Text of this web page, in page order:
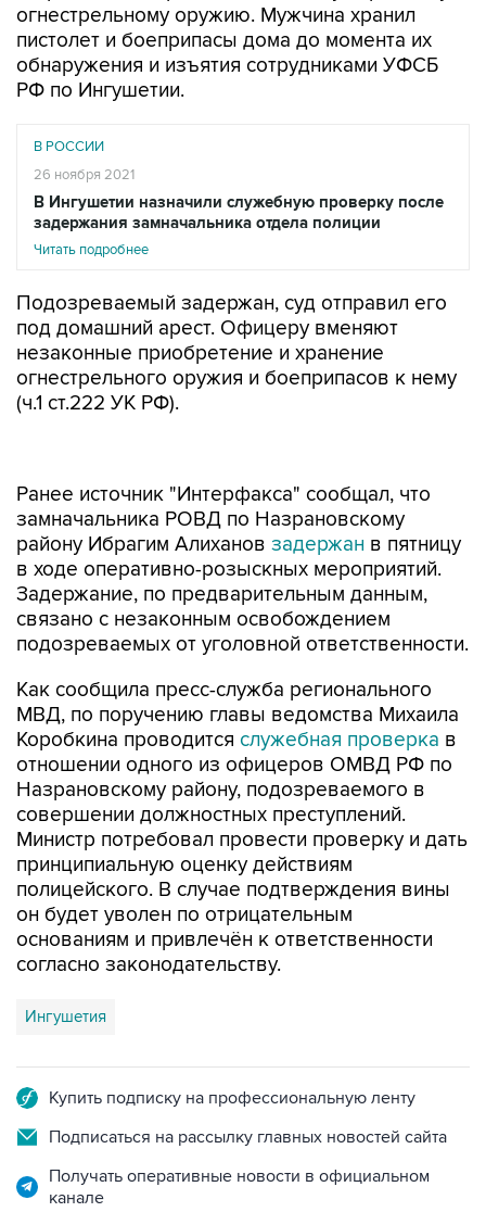
огнестрельному оружию. Мужчина хранил
пистолет и боеприпасы дома до момента их
обнаружения и изъятия сотрудниками УФСБ
РФ по Ингушетии.
В РОССИИ
26 ноября 2021
В Ингушетии назначили служебную проверку после
задержания замначальника отдела полиции
Читать подробнее
Подозреваемый задержан, суд отправил его
под домашний арест. Офицеру вменяют
незаконные приобретение и хранение
огнестрельного оружия и боеприпасов к нему
(ч.1 ст.222 УК РФ).
району Ибрагим Алихановзадержанв пятницу
в ходе оперативно-розыскных мероприятий.
Задержание, по предварительным данным,
связано с незаконным освобождением
подозреваемых от уголовной ответственности.
Как сообщила пресс-служба регионального
Коробкина проводитсяслужебная проверка
отношении одного из офицеров ОМВД РФ по
Назрановскому району, подозреваемого в
совершении должностных преступлений.
Министр потребовал провести проверку и дать
принципиальную оценку действиям
полицейского. В случае подтверждения вины
он будет уволен по отрицательным
основаниям и привлечён к ответственности
согласно законодательству.
Ингушетия
Подписаться на рассылку главных новостей сайта
Получать оперативные новости в официальном